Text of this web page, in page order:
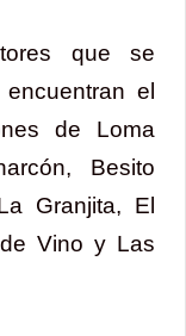
que se
el
de Loma
Besito
Granjita, El
Vino y Las